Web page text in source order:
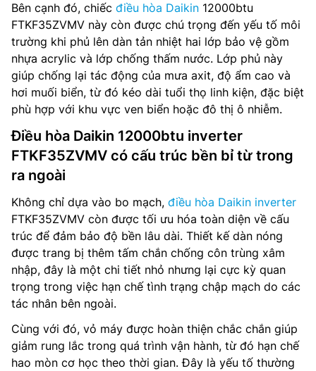
Bên cạnh đó, chiếc điều hòa Daikin 12000btu
FTKF35ZVMV này còn được chú trọng đến yếu tố môi
trường khi phủ lên dàn tản nhiệt hai lớp bảo vệ gồm
nhựa acrylic và lớp chống thấm nước. Lớp phủ này
giúp chống lại tác động của mưa axit, độ ẩm cao và
hơi muối biển, từ đó kéo dài tuổi thọ linh kiện, đặc biệt
phù hợp với khu vực ven biển hoặc đô thị ô nhiễm.
Điều hòa Daikin 12000btu inverter
FTKF35ZVMV có cấu trúc bền bỉ từ trong
ra ngoài
Không chỉ dựa vào bo mạch, điều hòa Daikin inverter
FTKF35ZVMV còn được tối ưu hóa toàn diện về cấu
trúc để đảm bảo độ bền lâu dài. Thiết kế dàn nóng
được trang bị thêm tấm chắn chống côn trùng xâm
nhập, đây là một chi tiết nhỏ nhưng lại cực kỳ quan
trọng trong việc hạn chế tình trạng chập mạch do các
tác nhân bên ngoài.
Cùng với đó, vỏ máy được hoàn thiện chắc chắn giúp
giảm rung lắc trong quá trình vận hành, từ đó hạn chế
hao mòn cơ học theo thời gian. Đây là yếu tố thường